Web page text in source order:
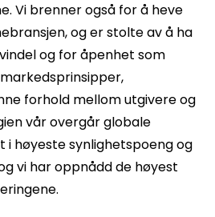
Vi brenner også for å heve
og er stolte av å ha
og for åpenhet som
forhold mellom utgivere og
vår overgår globale
i høyeste synlighetspoeng og
vi har oppnådd de høyest